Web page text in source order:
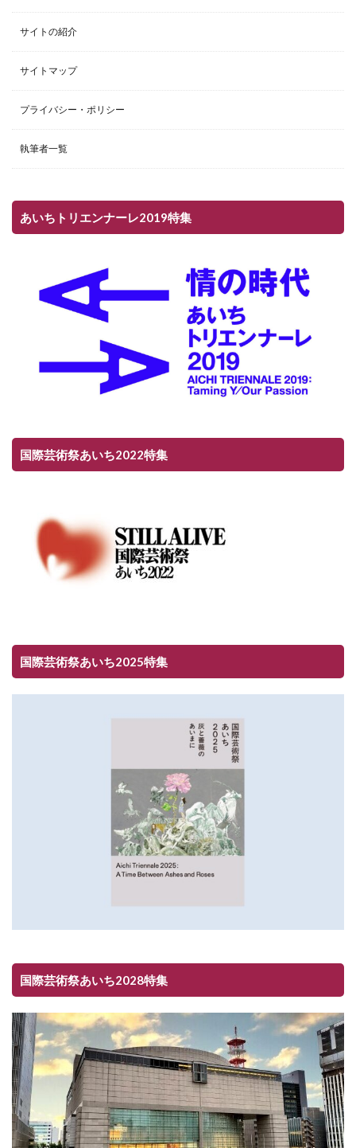
サイトの紹介
サイトマップ
プライバシー・ポリシー
執筆者一覧
あいちトリエンナーレ2019特集
国際芸術祭あいち2022特集
国際芸術祭あいち2025特集
国際芸術祭あいち2028特集